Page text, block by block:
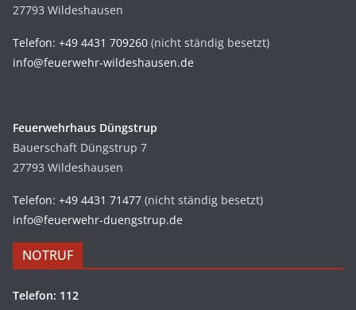
27793 Wildeshausen
Telefon: +49 4431 709260 (nicht ständig besetzt)
info@feuerwehr-wildeshausen.de
Feuerwehrhaus Düngstrup
Bauerschaft Düngstrup 7
27793 Wildeshausen
Telefon: +49 4431 71477 (nicht ständig besetzt)
info@feuerwehr-duengstrup.de
NOTRUF
Telefon: 112